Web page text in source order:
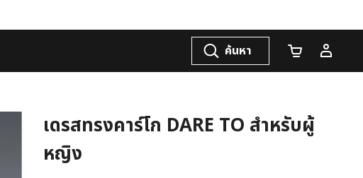
ค้นหา จำนวนรถเข็น
เดรสทรงคาร์โก DARE TO สำหรับผู้
หญิง